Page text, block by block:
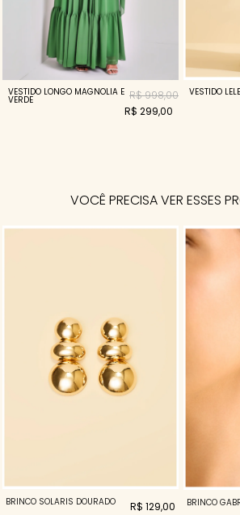
VESTIDO LONGO MAGNOLIA E
VERDE
R$ 998,00
R$ 299,00
VESTIDO
VOCÊ PRECISA VER ESSES
BRINCO SOLARIS DOURADO R$ 129,00 BRINCO